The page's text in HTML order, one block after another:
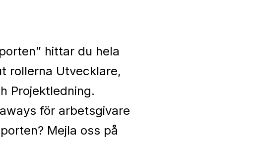
” hittar du hela
rollerna Utvecklare,
Projektledning.
för arbetsgivare
Mejla oss på